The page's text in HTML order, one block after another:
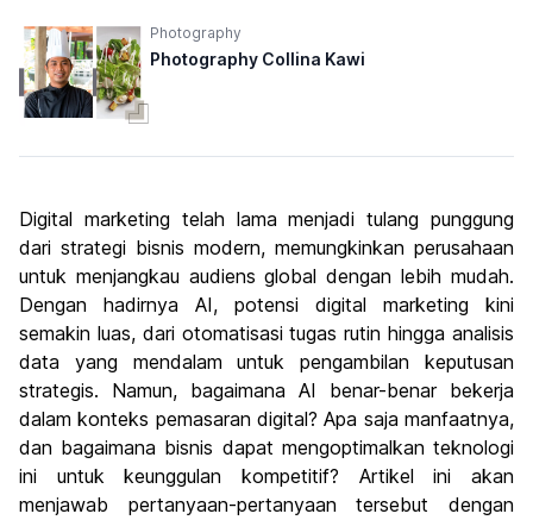
Photography
Photography Collina Kawi
Digital marketing telah lama menjadi tulang punggung
dari strategi bisnis modern, memungkinkan perusahaan
untuk menjangkau audiens global dengan lebih mudah.
Dengan hadirnya AI, potensi digital marketing kini
semakin luas, dari otomatisasi tugas rutin hingga analisis
data yang mendalam untuk pengambilan keputusan
strategis. Namun, bagaimana AI benar-benar bekerja
dalam konteks pemasaran digital? Apa saja manfaatnya,
dan bagaimana bisnis dapat mengoptimalkan teknologi
ini untuk keunggulan kompetitif? Artikel ini akan
menjawab pertanyaan-pertanyaan tersebut dengan